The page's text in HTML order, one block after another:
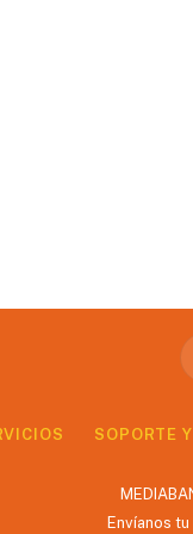
SOPORTE
Envíanos tu